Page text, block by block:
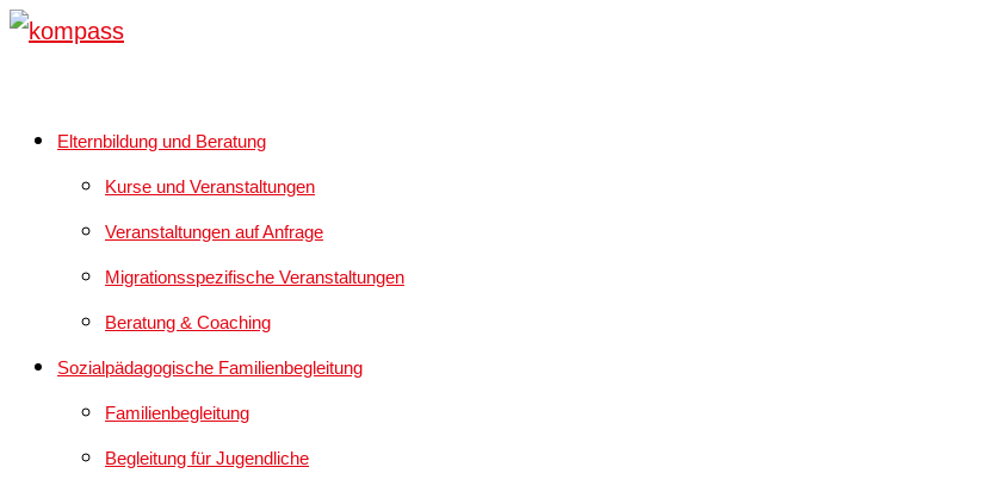
Elternbildung und Beratung
Kurse und Veranstaltungen
Veranstaltungen auf Anfrage
Migrationsspezifische Veranstaltungen
Beratung & Coaching
Sozialpädagogische Familienbegleitung
Familienbegleitung
Begleitung für Jugendliche